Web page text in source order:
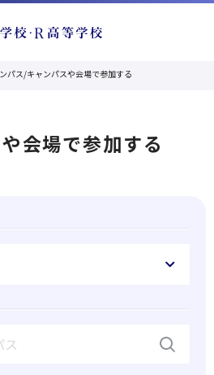
パス/キャンパスや会場で参加する
会場で参加する